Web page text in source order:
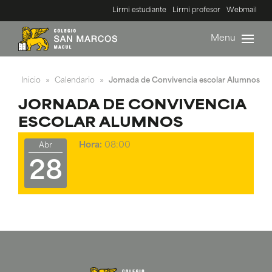
Lirmi estudiante Lirmi profesor Webmail
Menu
Inicio » Calendario » Jornada de Convivencia escolar Alumnos
JORNADA DE CONVIVENCIA
ESCOLAR ALUMNOS
Abr
28
Hora: 08:00